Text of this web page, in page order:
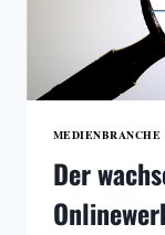
MEDIENBRANCHE
Der